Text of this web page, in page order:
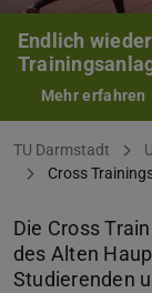
Endlich
Mehr erfahren
Sie befinden sich
TU Darmstadt
Cross
Die Cross
des Alten
Studierenden